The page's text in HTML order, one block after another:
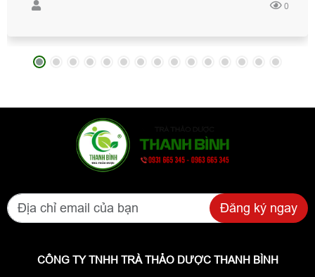
Hotline: 0931 665 345 - 0963 665 345 - 0945 695 345.
0
Đăng ký ngay
CÔNG TY TNHH TRÀ THẢO DƯỢC THANH BÌNH